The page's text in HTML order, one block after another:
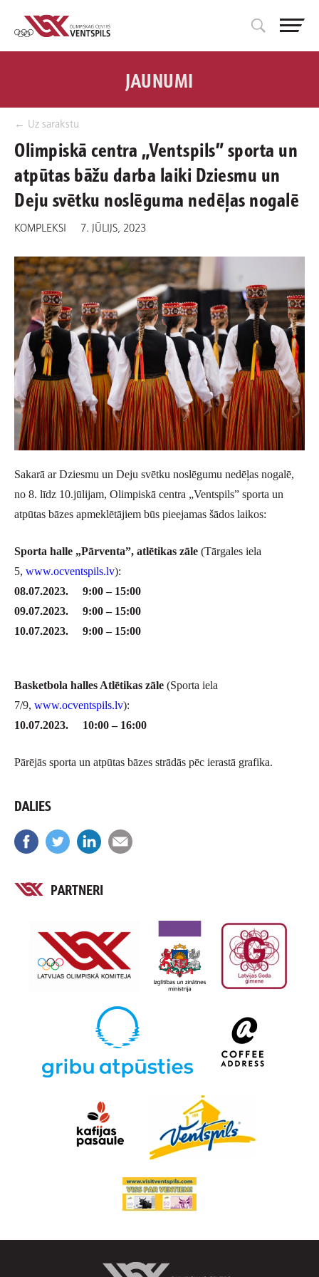
← Uz sarakstu
JAUNUMI
Olimpiskā centra „Ventspils” sporta un
atpūtas bāžu darba laiki Dziesmu un
Deju svētku noslēguma nedēļas nogalē
KOMPLEKSI 7. JŪLIJS, 2023
Sakarā ar Dziesmu un Deju svētku noslēgumu nedēļas nogalē,
no 8. līdz 10.jūlijam, Olimpiskā centra „Ventspils” sporta un
atpūtas bāzes apmeklētājiem būs pieejamas šādos laikos:
Sporta halle „Pārventa”, atlētikas zāle (Tārgales iela
5, www.ocventspils.lv):
08.07.2023. 9:00 – 15:00
09.07.2023. 9:00 – 15:00
10.07.2023. 9:00 – 15:00
Basketbola halles Atlētikas zāle (Sporta iela
7/9, www.ocventspils.lv):
10.07.2023. 10:00 – 16:00
Pārējās sporta un atpūtas bāzes strādās pēc ierastā grafika.
DALIES
PARTNERI